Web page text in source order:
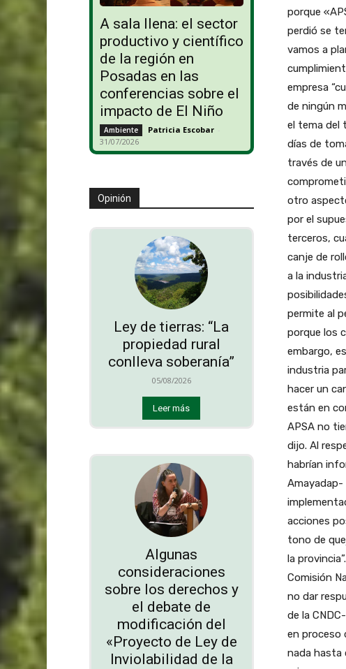
A sala llena: el sector
productivo y científico
de la región en
Posadas en las
conferencias sobre el
impacto de El Niño
Ambiente Patricia Escobar -
31/07/2026
Opinión
Ley de tierras: “La
propiedad rural
conlleva soberanía”
05/08/2026
Leer más
Algunas
consideraciones
sobre los derechos y
el debate de
modificación del
«Proyecto de Ley de
Inviolabilidad de la
porque
perdió se
vamos a
empresa
de ningún
el tema del
días de
través de
otro
por el
terceros,
canje de
a la
permite al
porque los
embargo,
industria
hacer un
están en
APSA no
dijo. Al
habrían
Amayadap-
acciones
tono de
la
Comisión
no dar
de la
en proceso
nada hasta